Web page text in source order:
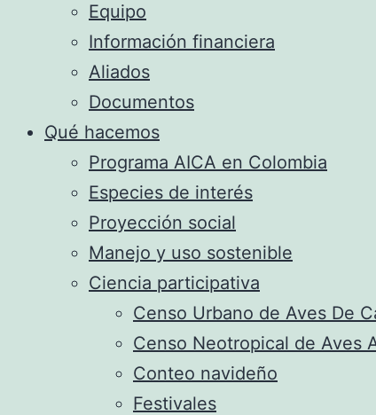
Equipo
Información financiera
Aliados
Documentos
Qué hacemos
Programa AICA en Colombia
Especies de interés
Proyección social
Manejo y uso sostenible
Ciencia participativa
Censo Urbano de Aves De
Censo Neotropical de Aves
Conteo navideño
Festivales